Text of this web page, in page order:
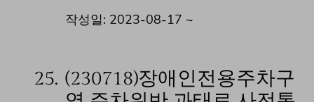
작성일: 2023-08-17 ~
25. (230718)장애인전용주차구